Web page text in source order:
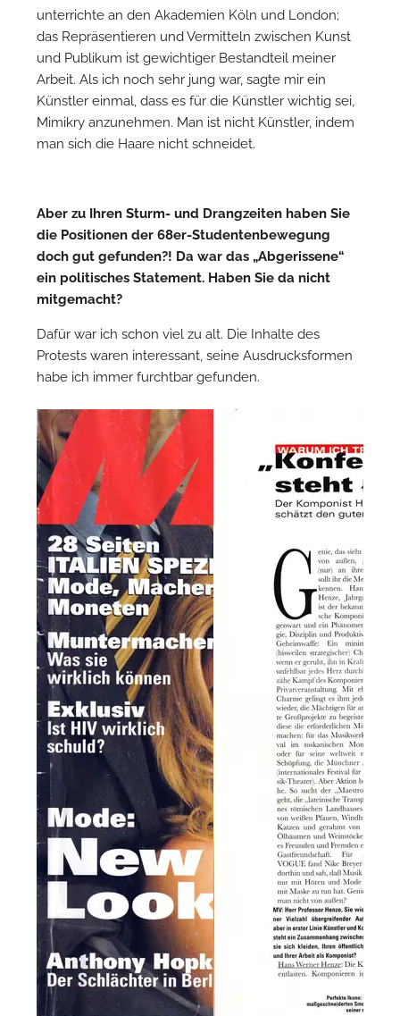
unterrichte an den Akademien Köln und London;
das Repräsentieren und Vermitteln zwischen Kunst
und Publikum ist gewichtiger Bestandteil meiner
Arbeit. Als ich noch sehr jung war, sagte mir ein
Künstler einmal, dass es für die Künstler wichtig sei,
Mimikry anzunehmen. Man ist nicht Künstler, indem
man sich die Haare nicht schneidet.
Aber zu Ihren Sturm- und Drangzeiten haben Sie
die Positionen der 68er-Studentenbewegung
doch gut gefunden?! Da war das „Abgerissene“
ein politisches Statement. Haben Sie da nicht
mitgemacht?
Dafür war ich schon viel zu alt. Die Inhalte des
Protests waren interessant, seine Ausdrucksformen
habe ich immer furchtbar gefunden.